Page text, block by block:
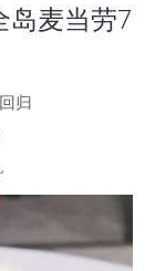
岛麦当劳7
归